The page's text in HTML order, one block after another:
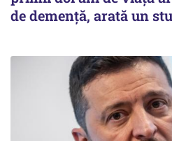
de demență, arată un